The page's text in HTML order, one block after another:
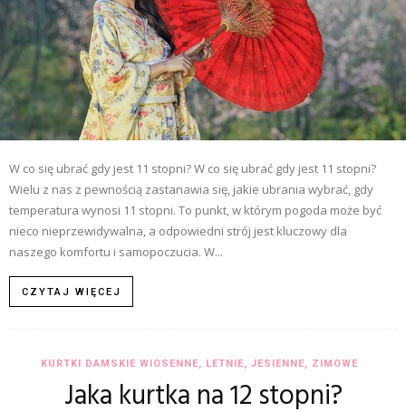
W co się ubrać gdy jest 11 stopni? W co się ubrać gdy jest 11 stopni?
Wielu z nas z pewnością zastanawia się, jakie ubrania wybrać, gdy
temperatura wynosi 11 stopni. To punkt, w którym pogoda może być
nieco nieprzewidywalna, a odpowiedni strój jest kluczowy dla
naszego komfortu i samopoczucia. W...
CZYTAJ WIĘCEJ
KURTKI DAMSKIE WIOSENNE, LETNIE, JESIENNE, ZIMOWE
Jaka kurtka na 12 stopni?